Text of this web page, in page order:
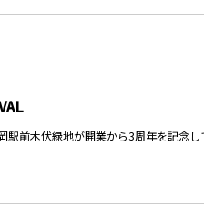
駅前木伏緑地が開業から3周年を記念